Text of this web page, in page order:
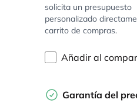
solicita un presupuesto
personalizado
carrito de compras.
Añadir al
Garantía del